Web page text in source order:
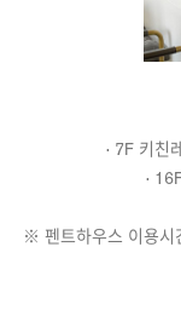
· 7F 키친
·
※ 펜트하우스 이용시